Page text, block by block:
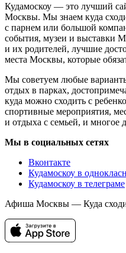
Кудамоскоу — это лучший
Москвы. Мы знаем куда
с парнем или большой
события, музеи и выставки
и их родителей, лучшие
места Москвы, которые
Мы советуем любые
отдых в парках,
куда можно сходить с
спортивные мероприятия,
и отдыха с семьей, и многое
Мы в социальных сетях
Вконтакте
Кудамоскоу в
Кудамоскоу в телеграме
Афиша Москвы — Куда